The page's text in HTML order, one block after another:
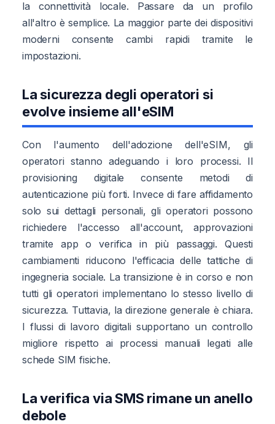
la connettività locale. Passare da un profilo
all'altro è semplice. La maggior parte dei dispositivi
moderni consente cambi rapidi tramite le
impostazioni.
La sicurezza degli operatori si
evolve insieme all'eSIM
Con l'aumento dell'adozione dell'eSIM, gli
operatori stanno adeguando i loro processi. Il
provisioning digitale consente metodi di
autenticazione più forti. Invece di fare affidamento
solo sui dettagli personali, gli operatori possono
richiedere l'accesso all'account, approvazioni
tramite app o verifica in più passaggi. Questi
cambiamenti riducono l'efficacia delle tattiche di
ingegneria sociale. La transizione è in corso e non
tutti gli operatori implementano lo stesso livello di
sicurezza. Tuttavia, la direzione generale è chiara.
I flussi di lavoro digitali supportano un controllo
migliore rispetto ai processi manuali legati alle
schede SIM fisiche.
La verifica via SMS rimane un anello
debole